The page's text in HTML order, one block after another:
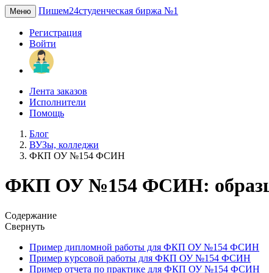
Меню Пишем24студенческая биржа №1
Регистрация
Войти
Лента заказов
Исполнители
Помощь
Блог
ВУЗы, колледжи
ФКП ОУ №154 ФСИН
ФКП ОУ №154 ФСИН:
Содержание
Свернуть
Пример дипломной работы для ФКП ОУ №154 ФСИН
Пример курсовой работы для ФКП ОУ №154 ФСИН
Пример отчета по практике для ФКП ОУ №154 ФСИН